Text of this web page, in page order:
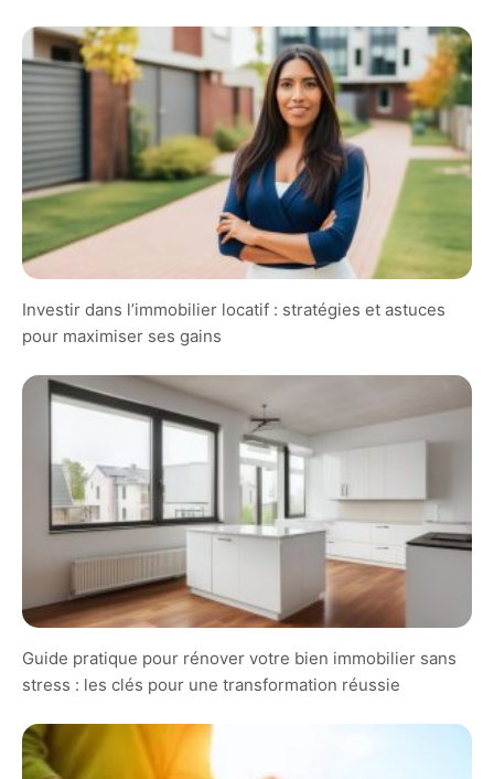
Investir dans l’immobilier locatif : stratégies et astuces
pour maximiser ses gains
Guide pratique pour rénover votre bien immobilier sans
stress : les clés pour une transformation réussie